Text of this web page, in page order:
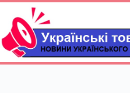
Перейти
вмісту